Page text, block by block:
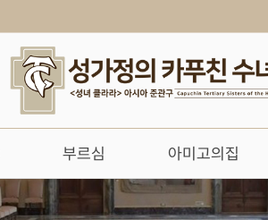
부르심 아미고의집